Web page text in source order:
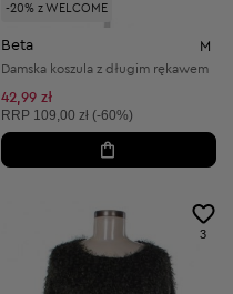
-20% z WELCOME
Beta M
Damska koszula z długim rękawem
42,99 zł
Cena sugerowana:
RRP 109,00 zł (-60%)
3